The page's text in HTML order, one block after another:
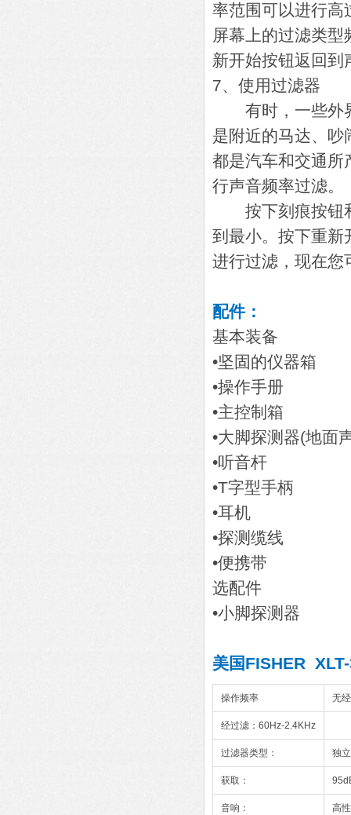
率范围可以进行高
屏幕上的过滤类
新开始按钮返回到
7、使用过滤器
有时，一些外界
是附近的马达、吵
都是汽车和交通所
行声音频率过滤。
按下刻痕按钮和
到最小。按下重新
进行过滤，现在您
配件：
基本装备
•坚固的仪器箱
•操作手册
•主控制箱
•大脚探测器(地面
•听音杆
•T字型手柄
•耳机
•探测缆线
•便携带
选配件
•小脚探测器
美国FISHER
操作频率 无
经过滤：60Hz-2.4KHz
过滤器类型： 独
获取：
音响： 高